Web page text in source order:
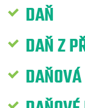
DAŇ
DAŇ Z